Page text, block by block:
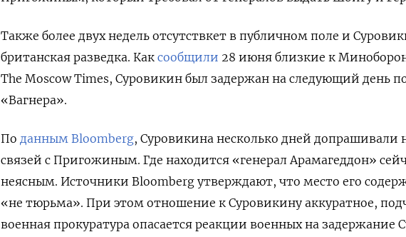
Также более двух недель отсутствкет в публичном поле и
британская разведка. Как сообщили 28 июня близкие к
The Moscow Times, Суровикин был задержан на следующий день
«Вагнера».
По данным Bloomberg, Суровикина несколько дней допрашивали
связей с Пригожиным. Где находится «генерал Арамагеддон»
неясным. Источники Bloomberg утверждают, что место его
«не тюрьма». При этом отношение к Суровикину аккуратное,
военная прокуратура опасается реакции военных на задержание